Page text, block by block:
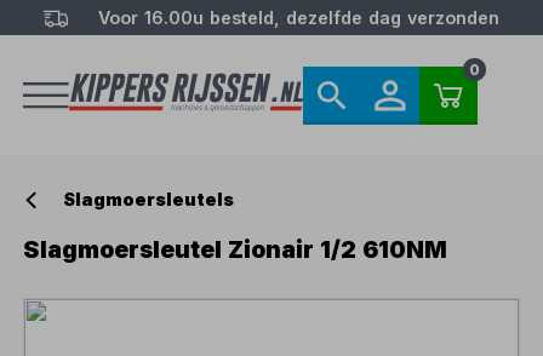
Voor 16.00u besteld, dezelfde dag verzonden
0
Slagmoersleutels
Slagmoersleutel Zionair 1/2 610NM